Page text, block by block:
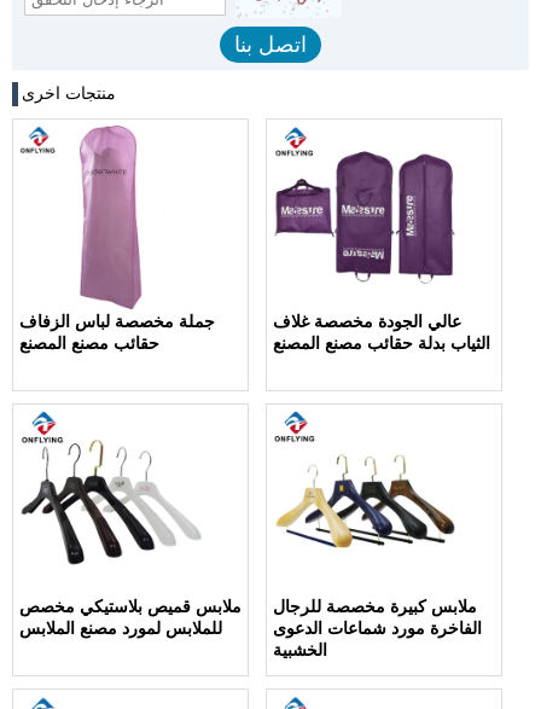
منتجات اخرى
جملة مخصصة لباس الزفاف
حقائب مصنع المصنع
عالي الجودة مخصصة غلاف
الثياب بدلة حقائب مصنع المصنع
ملابس قميص بلاستيكي مخصص
للملابس لمورد مصنع الملابس
ملابس كبيرة مخصصة للرجال
الفاخرة مورد شماعات الدعوى
الخشبية